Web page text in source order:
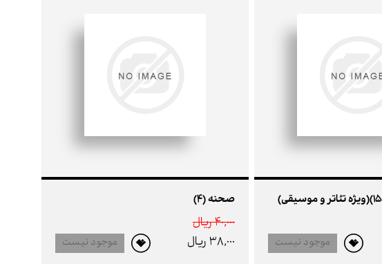
موجود نیست
صحنه (4)
40,000 ريال
38,000 ريال
موجود نیست